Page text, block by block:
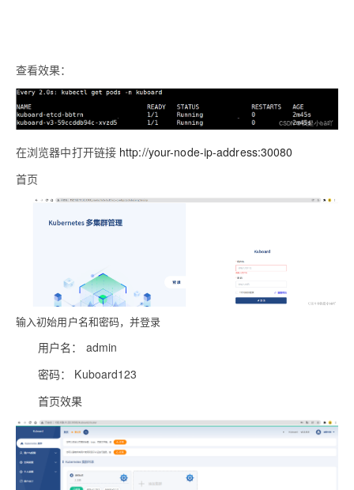
查看效果：
在浏览器中打开链接 http://your-node-ip-address:30080
首页
输入初始用户名和密码，并登录
用户名： admin
密码： Kuboard123
首页效果